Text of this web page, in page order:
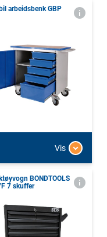
arbeidsbenk GBP
Vis
BONDTOOLS
7 skuffer